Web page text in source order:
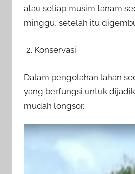
atau setiap musim tanam
minggu, setelah itu
Konservasi
Dalam pengolahan lahan
yang berfungsi untuk
mudah longsor.